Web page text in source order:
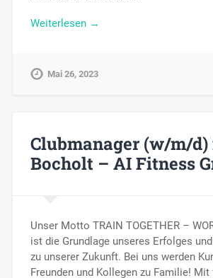
Weiterlesen →
Mai 26, 2023
Clubmanager (w/m/
Bocholt – AI Fitness
Unser Motto TRAIN TOGETHER –
ist die Grundlage unseres Erfolges
zu unserer Zukunft. Bei uns werden
Freunden und Kollegen zu Familie!